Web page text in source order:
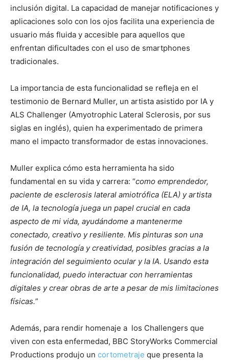
inclusión digital. La capacidad de manejar notificaciones y
aplicaciones solo con los ojos facilita una experiencia de
usuario más fluida y accesible para aquellos que
enfrentan dificultades con el uso de smartphones
tradicionales.
La importancia de esta funcionalidad se refleja en el
testimonio de Bernard Muller, un artista asistido por IA y
ALS Challenger (Amyotrophic Lateral Sclerosis, por sus
siglas en inglés), quien ha experimentado de primera
mano el impacto transformador de estas innovaciones.
Muller explica cómo esta herramienta ha sido
fundamental en su vida y carrera: “como emprendedor,
paciente de esclerosis lateral amiotrófica (ELA) y artista
de IA, la tecnología juega un papel crucial en cada
aspecto de mi vida, ayudándome a mantenerme
conectado, creativo y resiliente. Mis pinturas son una
fusión de tecnología y creatividad, posibles gracias a la
integración del seguimiento ocular y la IA. Usando esta
funcionalidad, puedo interactuar con herramientas
digitales y crear obras de arte a pesar de mis limitaciones
físicas.”
Además, para rendir homenaje a los Challengers que
viven con esta enfermedad, BBC StoryWorks Commercial
Productions produjo un cortometraje que presenta la